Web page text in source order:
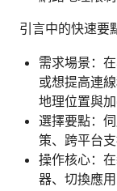
引言中的快速要
需求場景：
或想提高連
地理位置與加
選擇要點：
策、跨平台
操作核心：
器、切換應